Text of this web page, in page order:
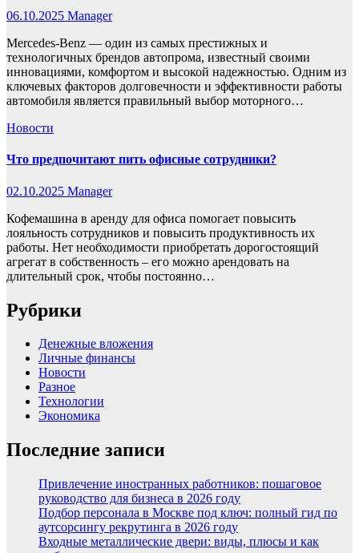
06.10.2025 Manager
Mercedes-Benz — один из самых престижных и
технологичных брендов автопрома, известный своими
инновациями, комфортом и высокой надежностью. Одним из
ключевых факторов долговечности и эффективности работы
автомобиля является правильный выбор моторного…
Новости
Что предпочитают пить офисные сотрудники?
02.10.2025 Manager
Кофемашина в аренду для офиса помогает повысить
лояльность сотрудников и повысить продуктивность их
работы. Нет необходимости приобретать дорогостоящий
агрегат в собственность – его можно арендовать на
длительный срок, чтобы постоянно…
Рубрики
Денежные вложения
Личные финансы
Новости
Разное
Технологии
Экономика
Последние записи
Привлечение иностранных работников: пошаговое
руководство для бизнеса в 2026 году
Подбор персонала в Москве под ключ: полный гид по
аутсорсингу рекрутинга в 2026 году
Входные металлические двери: виды, плюсы и как